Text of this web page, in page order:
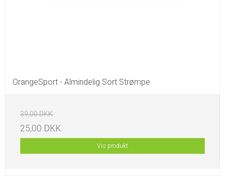
OrangeSport - Almindelig Sort Strømpe
39,00 DKK
25,00 DKK
Vis produkt